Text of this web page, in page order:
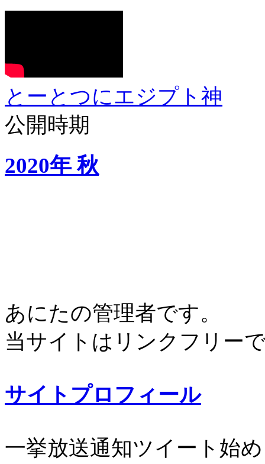
とーとつにエジプト神
公開時期
2020年 秋
あにたの管理者です。
当サイトはリンクフリー
サイトプロフィール
一挙放送通知ツイート始